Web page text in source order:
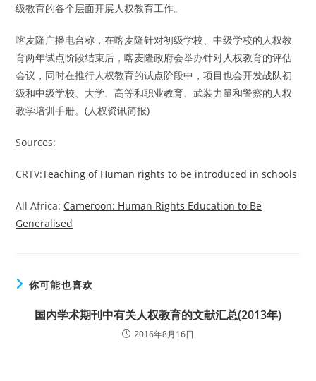
级教育的各个层面开展人权教育工作。
喀麦隆广播电台称，在喀麦隆针对初级学校、中级学校的人权教
育两年试点阶段结束后，喀麦隆政府会举办针对人权教育的评估
会议，同时在推行人权教育的试点阶段中，项目也会开发战队初
级和中级学校、大学、高等和职业教育、武装力量和警察的人权
教学培训手册。(人权资讯简报)
Sources:
CRTV:Teaching of Human rights to be introduced in schools
All Africa: Cameroon: Human Rights Education to Be
Generalised
你可能也喜欢
国内学术期刊中有关人权教育的文献汇总(2013年)
2016年8月16日